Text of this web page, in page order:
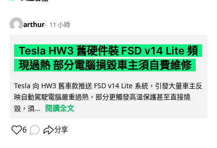
arthur 11 小時
Tesla HW3 舊硬件裝 FSD v14 Lite 頻
現過熱 部分電腦損毀車主須自費維修
Tesla 向 HW3 舊車款推送 FSD v14 Lite 系統，引發大量車主反
映自動駕駛電腦嚴重過熱，部分更觸發高溫保護甚至直接燒
毀，須...
閱讀全文
6 分享